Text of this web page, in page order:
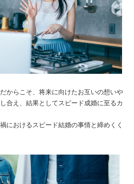
からこそ、将来に向けたお互いの想いや
合え、結果としてスピード成婚に至るカ
におけるスピード結婚の事情と締めくく